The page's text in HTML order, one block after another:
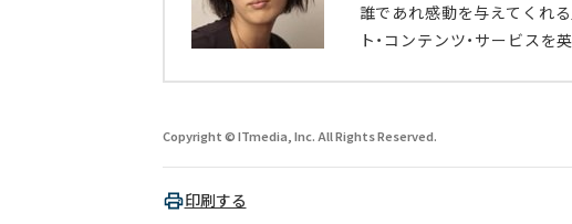
誰であれ感動を与えてくれる
ト・コンテンツ・サービスを
Copyright © ITmedia, Inc. All Rights Reserved.
印刷する